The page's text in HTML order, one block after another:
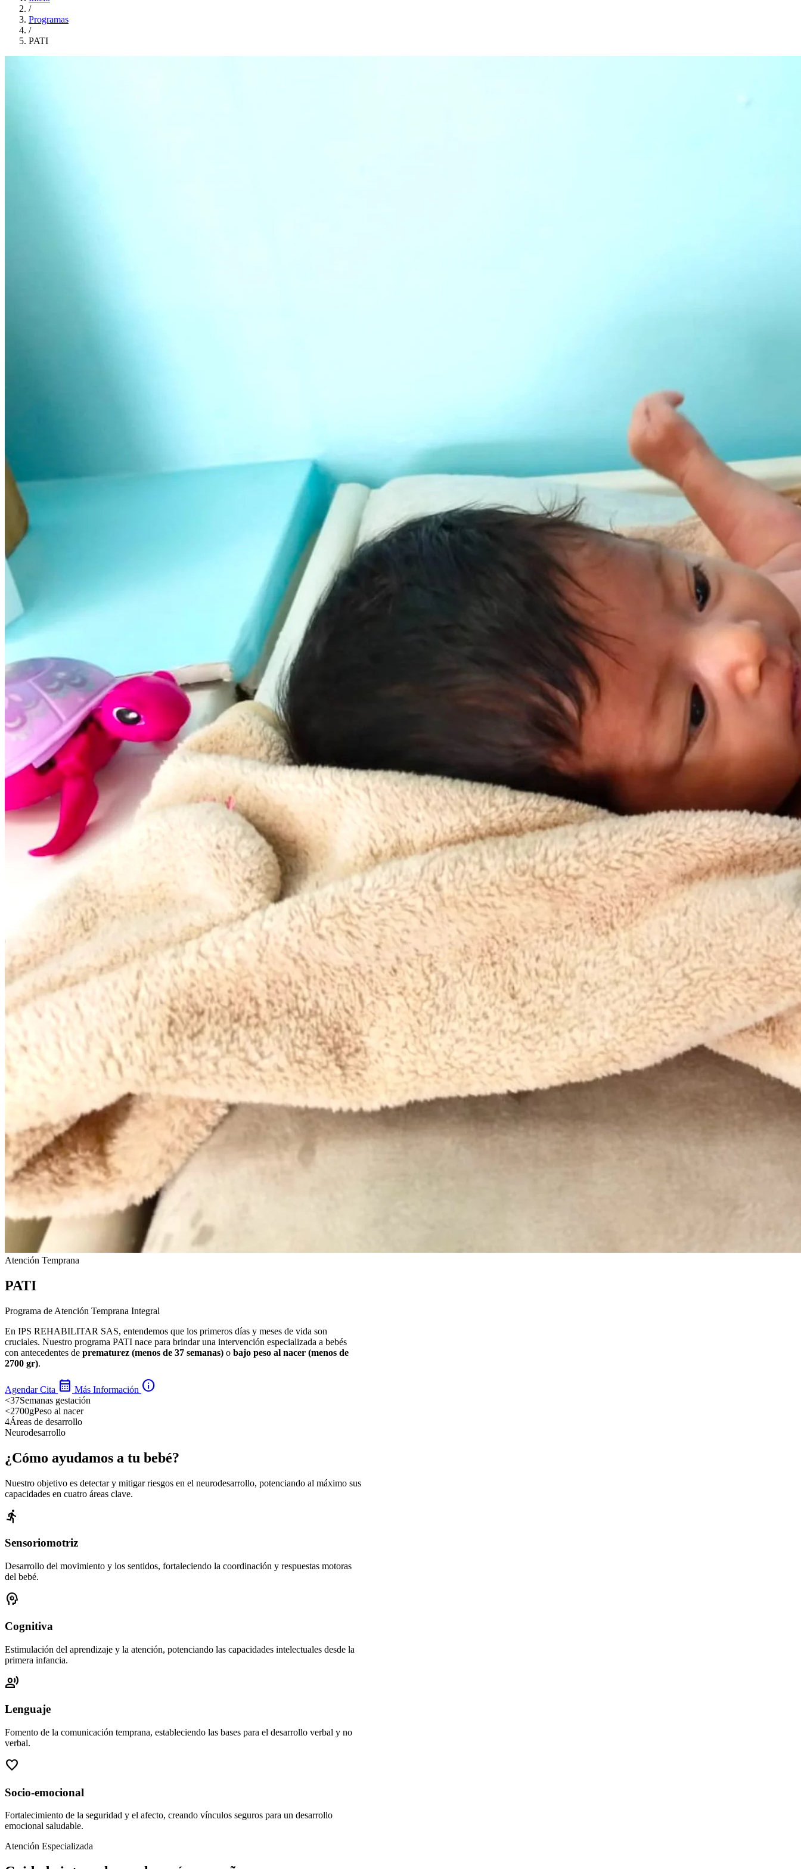
/
Programas
/
PATI
Atención Temprana
PATI
Programa de Atención Temprana Integral
En IPS REHABILITAR SAS, entendemos que los primeros días y meses de vida son
cruciales. Nuestro programa PATI nace para brindar una intervención especializada a bebés
con antecedentes de prematurez (menos de 37 semanas) o bajo peso al nacer (menos de
2700 gr).
Agendar Cita calendar_month Más Información info
<37Semanas gestación
<2700gPeso al nacer
4Áreas de desarrollo
Neurodesarrollo
¿Cómo ayudamos a tu bebé?
Nuestro objetivo es detectar y mitigar riesgos en el neurodesarrollo, potenciando al máximo sus
capacidades en cuatro áreas clave.
directions_run
Sensoriomotriz
Desarrollo del movimiento y los sentidos, fortaleciendo la coordinación y respuestas motoras
del bebé.
psychology
Cognitiva
Estimulación del aprendizaje y la atención, potenciando las capacidades intelectuales desde la
primera infancia.
record_voice_over
Lenguaje
Fomento de la comunicación temprana, estableciendo las bases para el desarrollo verbal y no
verbal.
favorite
Socio-emocional
Fortalecimiento de la seguridad y el afecto, creando vínculos seguros para un desarrollo
emocional saludable.
Atención Especializada